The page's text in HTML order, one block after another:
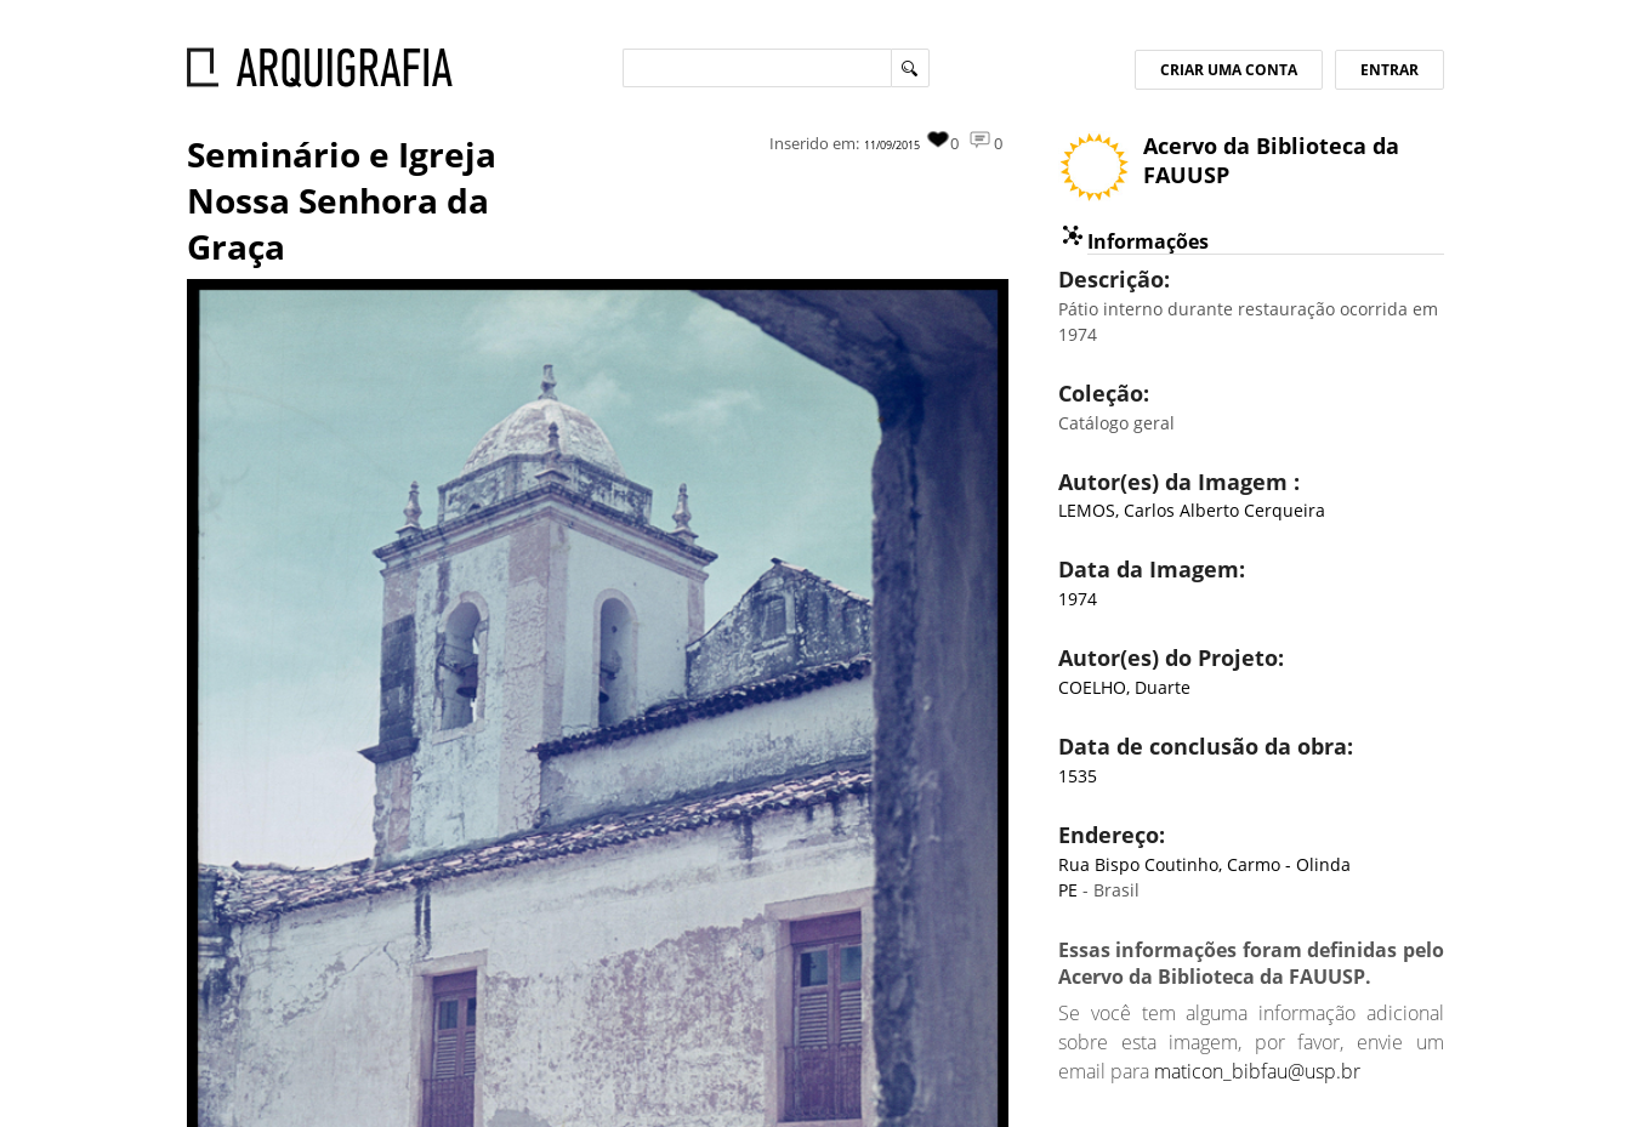
ENTRAR
CRIAR UMA CONTA
Seminário e Igreja
Nossa Senhora da
Graça
0
0
Inserido em: 11/09/2015
Acervo da Biblioteca da
FAUUSP
Informações
Descrição:
Pátio interno durante restauração ocorrida em
1974
Coleção:
Catálogo geral
Autor(es) da Imagem :
LEMOS, Carlos Alberto Cerqueira
Data da Imagem:
1974
Autor(es) do Projeto:
COELHO, Duarte
Data de conclusão da obra:
1535
Endereço:
Rua Bispo Coutinho, Carmo - Olinda
PE - Brasil
Essas informações foram definidas pelo
Acervo da Biblioteca da FAUUSP.
Se você tem alguma informação adicional
sobre esta imagem, por favor, envie um
email para maticon_bibfau@usp.br